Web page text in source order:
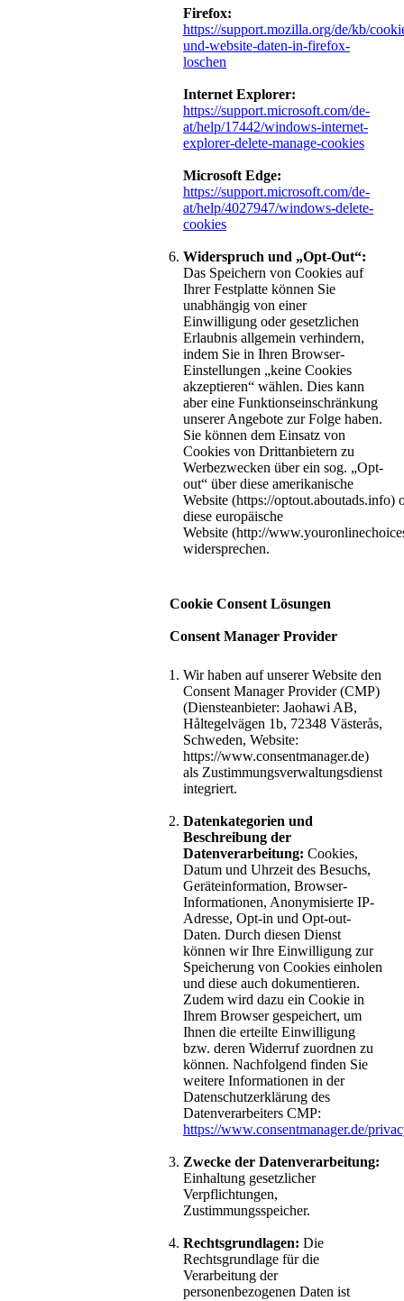
Firefox:
https://support.mozilla.org/de/kb/
und-website-daten-in-firefox-
loschen
Internet Explorer:
https://support.microsoft.com/de-
at/help/17442/windows-internet-
explorer-delete-manage-cookies
Microsoft Edge:
https://support.microsoft.com/de-
at/help/4027947/windows-delete-
cookies
Widerspruch und „Opt-Out“:
Das Speichern von Cookies auf
Ihrer Festplatte können Sie
unabhängig von einer
Einwilligung oder gesetzlichen
Erlaubnis allgemein verhindern,
indem Sie in Ihren Browser-
Einstellungen „keine Cookies
akzeptieren“ wählen. Dies kann
aber eine Funktionseinschränkung
unserer Angebote zur Folge haben.
Sie können dem Einsatz von
Cookies von Drittanbietern zu
Werbezwecken über ein sog. „Opt-
out“ über diese amerikanische
Website (https://optout.aboutads.info)
diese europäische
Website (http://
widersprechen.
Cookie Consent Lösungen
Consent Manager Provider
Wir haben auf unserer Website den
Consent Manager Provider (CMP)
(Diensteanbieter: Jaohawi AB,
Håltegelvägen 1b, 72348 Västerås,
Schweden, Website:
https://www.consentmanager.de)
als Zustimmungsverwaltungsdienst
integriert.
Datenkategorien und
Beschreibung der
Datenverarbeitung: Cookies,
Datum und Uhrzeit des Besuchs,
Geräteinformation, Browser-
Informationen, Anonymisierte IP-
Adresse, Opt-in und Opt-out-
Daten. Durch diesen Dienst
können wir Ihre Einwilligung zur
Speicherung von Cookies einholen
und diese auch dokumentieren.
Zudem wird dazu ein Cookie in
Ihrem Browser gespeichert, um
Ihnen die erteilte Einwilligung
bzw. deren Widerruf zuordnen zu
können. Nachfolgend finden Sie
weitere Informationen in der
Datenschutzerklärung des
Datenverarbeiters CMP:
https://www.consentmanager.de/
Zwecke der Datenverarbeitung:
Einhaltung gesetzlicher
Verpflichtungen,
Zustimmungsspeicher.
Rechtsgrundlagen: Die
Rechtsgrundlage für die
Verarbeitung der
personenbezogenen Daten ist